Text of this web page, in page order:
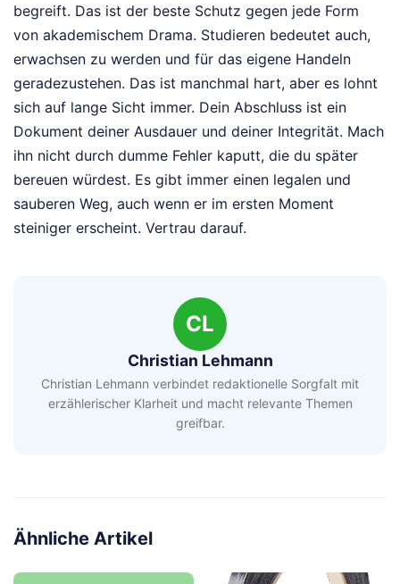
begreift. Das ist der beste Schutz gegen jede Form
von akademischem Drama. Studieren bedeutet auch,
erwachsen zu werden und für das eigene Handeln
geradezustehen. Das ist manchmal hart, aber es lohnt
sich auf lange Sicht immer. Dein Abschluss ist ein
Dokument deiner Ausdauer und deiner Integrität. Mach
ihn nicht durch dumme Fehler kaputt, die du später
bereuen würdest. Es gibt immer einen legalen und
sauberen Weg, auch wenn er im ersten Moment
steiniger erscheint. Vertrau darauf.
CL
Christian Lehmann
Christian Lehmann verbindet redaktionelle Sorgfalt mit
erzählerischer Klarheit und macht relevante Themen
greifbar.
Ähnliche Artikel